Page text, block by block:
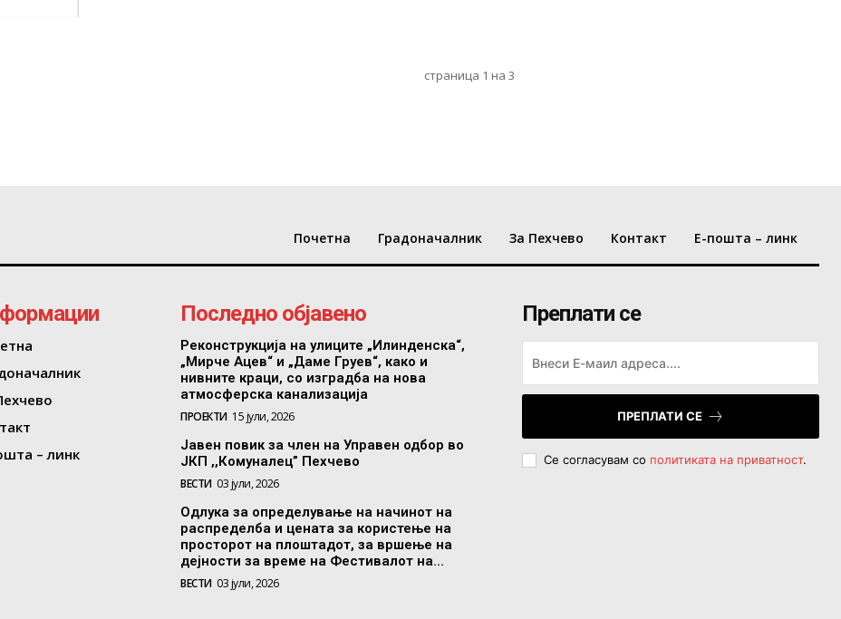
страница 1 на 3
Почетна Градоначалник За Пехчево Контакт Е-пошта – линк
– линк
Последно објавено
Реконструкција на улиците „Илинденска“,
„Мирче Ацев“ и „Даме Груев“, како и
нивните краци, со изградба на нова
атмосферска канализација
ПРОЕКТИ 15 јули, 2026
Јавен повик за член на Управен одбор во
ЈКП ,,Комуналец” Пехчево
ВЕСТИ 03 јули, 2026
Одлука за определување на начинот на
распределба и цената за користење на
просторот на плоштадот, за вршење на
дејности за време на Фестивалот на...
ВЕСТИ 03 јули, 2026
Преплати се
ПРЕПЛАТИ СЕ
Се согласувам со политиката на приватност.